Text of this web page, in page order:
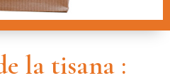
la tisana :